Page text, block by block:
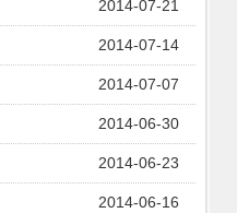
2014-07-21
2014-07-14
2014-07-07
2014-06-30
2014-06-23
2014-06-16